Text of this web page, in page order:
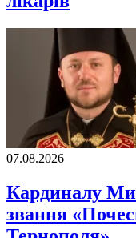
07.08.2026
Кардиналу
звання